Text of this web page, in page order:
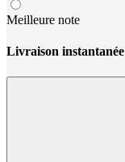
Meilleure note
Livraison instantanée